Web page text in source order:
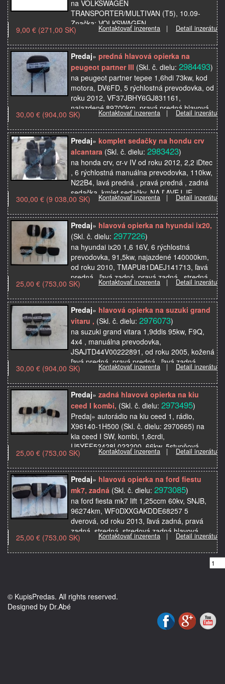
na VOLKSWAGEN
TRANSPORTER/MULTIVAN (T5), 10.09-
Značka: VOLKSWAGEN
Miesto montáže: predný
Model použitia: TRANSPORTER/MULTIVAN
(T5), 10.09-
Strana: pravá
Kvalita: P…
Kontaktovať inzerenta | Detail inzerátu
9,00 € (271,00 SK)
Predaj» predná hlavová opierka na
peugeot partner III (Skl. č. dielu: 2984493)
na peugeot partner tepee 1,6hdi 73kw, kod
motora, DV6FD, 5 rýchlostná prevodovka, od
roku 2012, VF37JBHY6GJ831161,
najazdené 89700km, pravá predná hlavová
opierka, pasuje aj na ľa…
Kontaktovať inzerenta | Detail inzerátu
30,00 € (904,00 SK)
Predaj» komplet sedačky na hondu crv
alcantara (Skl. č. dielu: 2983423)
na honda crv, cr-v IV od roku 2012, 2,2 iDtec
, 6 rýchlostná manuálna prevodovka, 110kw,
N22B4, lavá predná , pravá predná , zadná
sedačka, kmlet sedačky, NA ĽAVEJ JE
VYSTRELEN…Kontaktovať inzerenta | Detail inzerátu
300,00 € (9 038,00 SK)
Predaj» hlavová opierka na hyundai ix20,
(Skl. č. dielu: 2977226)
na hyundai ix20 1,6 16V, 6 rýchlostná
prevodovka, 91,5kw, najazdené 140000km,
od roku 2010, TMAPU81DAEJ141713, ľavá
predná , ľavá zadná, pravá zadná , stredná ,
stredová zadná op…
Kontaktovať inzerenta | Detail inzerátu
25,00 € (753,00 SK)
Predaj» hlavová opierka na suzuki grand
vitaru , (Skl. č. dielu: 2976073)
na suzuki grand vitara 1,9ddis 95kw, F9Q,
4x4 , manuálna prevodovka,
JSAJTD44V00222891, od roku 2005, kožená
ľavá predná, pravá predná , ľavá zadná,
pravá zadná, stredná, stredov…
Kontaktovať inzerenta | Detail inzerátu
30,00 € (904,00 SK)
Predaj» zadná hlavová opierka na kiu
ceed I kombi, (Skl. č. dielu: 2973495)
Predaj» autorádio na kiu ceed 1, rádio,
X96140-1H500 (Skl. č. dielu: 2970665) na
kia ceed I SW, kombi, 1,6crdi,
U5YFF52428L023200, 66kw, 5stupňová
manuálna prevodovka, od roku 20…
Kontaktovať inzerenta | Detail inzerátu
25,00 € (753,00 SK)
Predaj» hlavová opierka na ford fiestu
mk7, zadná (Skl. č. dielu: 2973085)
na ford fiesta mk7 lift 1,25ccm 60kv, SNJB,
96274km, WF0DXXGAKDDE68257 5
dverová, od roku 2013, ľavá zadná, pravá
zadná, stredná, stredová zadná hlavová
opierka na hlavu, použité…
Kontaktovať inzerenta | Detail inzerátu
25,00 € (753,00 SK)
© KupisPredas. All rights reserved.
Designed by Dr.Abé